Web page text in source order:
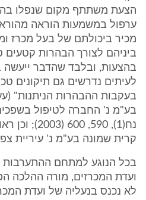
הצעת משתתף מקום שנפלו בהם
ערפול במשמעות הוראה
מכיר ביכולתם של בעל מכרז
ביניהם לצורך הבהרות קטעים
בהצעות, ובלבד שהדבר ייעשה
לעיתים נדרשים גם תיקונים
בע"מ נ' החברה לטיפול
קרית שמונה בע"מ נ' עיריית צפת
בכל הנוגע למתחם ההתערבות
ועדת המכרזים, מורה ההלכה
לא נכנס בנעליה של ועדת